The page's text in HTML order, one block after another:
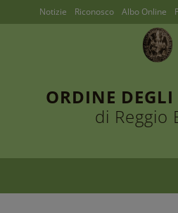
ORDINE
di Reggio
Notizie Riconosco Albo Online